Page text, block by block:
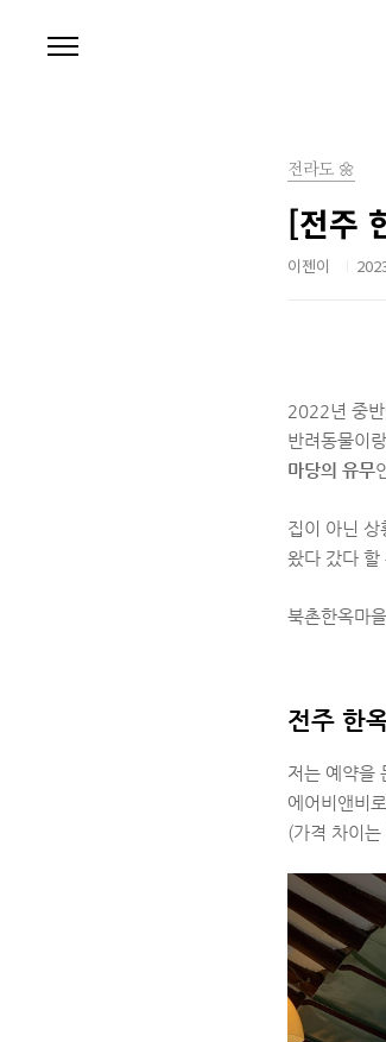
전라도 🌼
[전주
이젠이
2022년 중반
반려동물이
마당의 유무
집이 아닌
왔다 갔다 할
북촌한옥마
전주 한
저는 예약을
에어비앤비
(가격 차이